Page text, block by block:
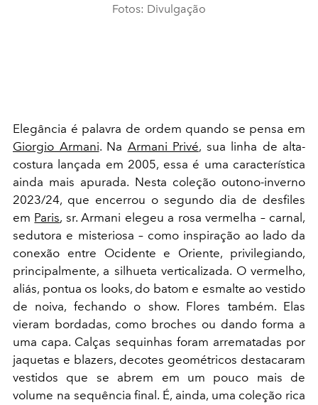
Fotos: Divulgação
Elegância é palavra de ordem quando se pensa em
Giorgio Armani. Na Armani Privé, sua linha de alta-
costura lançada em 2005, essa é uma característica
ainda mais apurada. Nesta coleção outono-inverno
2023/24, que encerrou o segundo dia de desfiles
em Paris, sr. Armani elegeu a rosa vermelha – carnal,
sedutora e misteriosa – como inspiração ao lado da
conexão entre Ocidente e Oriente, privilegiando,
principalmente, a silhueta verticalizada. O vermelho,
aliás, pontua os looks, do batom e esmalte ao vestido
de noiva, fechando o show. Flores também. Elas
vieram bordadas, como broches ou dando forma a
uma capa. Calças sequinhas foram arrematadas por
jaquetas e blazers, decotes geométricos destacaram
vestidos que se abrem em um pouco mais de
volume na sequência final. É, ainda, uma coleção rica